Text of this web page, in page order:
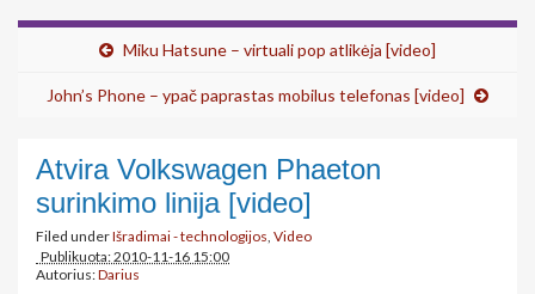
Miku Hatsune – virtuali pop atlikėja [video]
John’s Phone – ypač paprastas mobilus telefonas [video]
Atvira Volkswagen Phaeton
surinkimo linija [video]
Filed underIšradimai - technologijos, Video
Publikuota: 2010-11-16 15:00
Autorius:Darius